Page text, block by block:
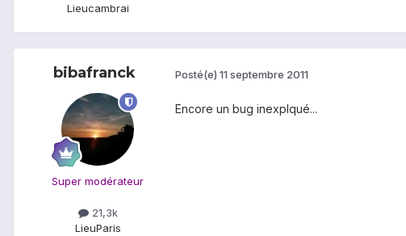
Lieucambrai
bibafranck
Super modérateur
21,3k
LieuParis
Posté(e) 11 septembre 2011
Encore un bug inexplqué...